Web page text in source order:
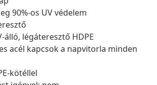
90%-os UV védelem
álló, légáteresztő HDPE
acél kapcsok a napvitorla minden
kötéllel